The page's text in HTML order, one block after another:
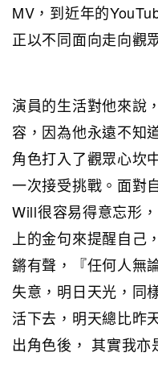
MV，到近年的
正以不同面向走向觀
演員的生活對他來說
容，因為他永遠不知
角色打入了觀眾心坎
一次接受挑戰。面對
Will很容易得意忘形
上的金句來提醒自己
鏘有聲，『任何人無
失意，明日天光，同
活下去，明天總比昨
出角色後， 其實我亦